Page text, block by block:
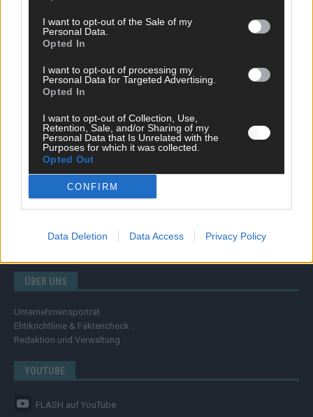
I want to opt-out of the Sale of my
Personal Data.
Opted In
I want to opt-out of processing my
Personal Data for Targeted Advertising.
Opted In
I want to opt-out of Collection, Use,
Retention, Sale, and/or Sharing of my
Personal Data that Is Unrelated with the
Purposes for which it was collected.
Opted Out
CONFIRM
Data Deletion Data Access Privacy Policy
SCHNELL ZUM RESSORT
Nachrichten
Ratgeber
Wissen
Kommentar
Streams & Storys
ÜBER UNS
Unternehmensporträt
Ehtikrichtlinie & Faktencheck
Redaktion und Verwaltung
YOUTUBE
FLASH auf YouTube